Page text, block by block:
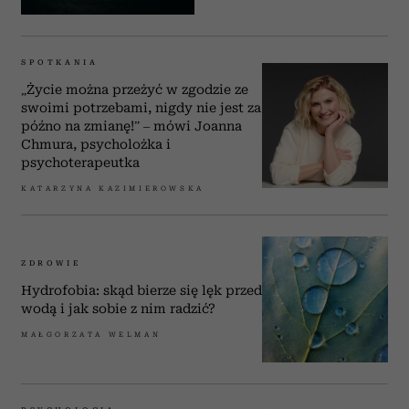
SPOTKANIA
„Życie można przeżyć w zgodzie ze
swoimi potrzebami, nigdy nie jest za
późno na zmianę!” – mówi Joanna
Chmura, psycholożka i
psychoterapeutka
KATARZYNA KAZIMIEROWSKA
ZDROWIE
Hydrofobia: skąd bierze się lęk przed
wodą i jak sobie z nim radzić?
MAŁGORZATA WELMAN